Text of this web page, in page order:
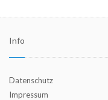
Info
Datenschutz
Impressum